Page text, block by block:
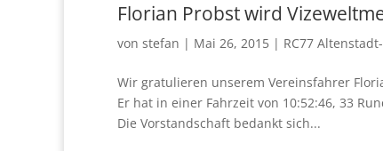
Florian Probst wird
von stefan | Mai 26, 2015 | RC77
Wir gratulieren unserem Vereinsfahrer
Er hat in einer Fahrzeit von 10:52:46, 33
Die Vorstandschaft bedankt sich...